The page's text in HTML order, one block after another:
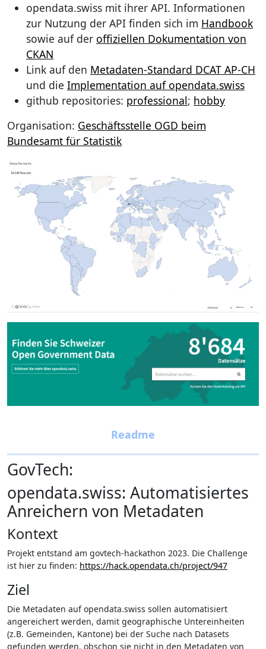
opendata.swiss mit ihrer API. Informationen
zur Nutzung der API finden sich im Handbook
sowie auf der offiziellen Dokumentation von
CKAN
Link auf den Metadaten-Standard DCAT AP-CH
und die Implementation auf opendata.swiss
github repositories: professional; hobby
Organisation: Geschäftsstelle OGD beim
Bundesamt für Statistik
GovTech:
opendata.swiss: Automatisiertes
Anreichern von Metadaten
Kontext
Projekt entstand am govtech-hackathon 2023. Die Challenge
ist hier zu finden: https://hack.opendata.ch/project/947
Ziel
Die Metadaten auf opendata.swiss sollen automatisiert
angereichert werden, damit geographische Untereinheiten
(z.B. Gemeinden, Kantone) bei der Suche nach Datasets
gefunden werden, obschon sie nicht in den Metadaten von